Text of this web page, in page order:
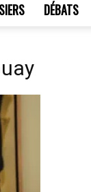
DÉBATS